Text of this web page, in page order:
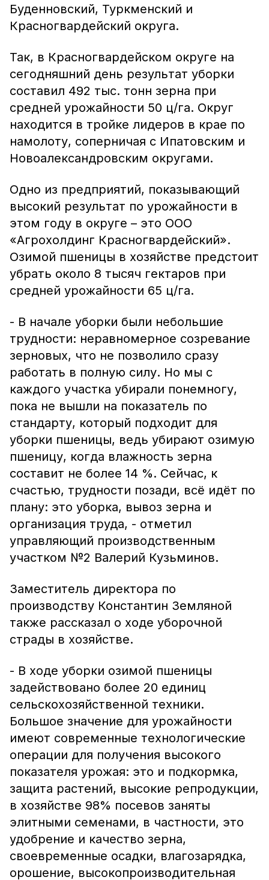
Буденновский, Туркменский и
Красногвардейский округа.
Так, в Красногвардейском округе на
сегодняшний день результат уборки
составил 492 тыс. тонн зерна при
средней урожайности 50 ц/га. Округ
находится в тройке лидеров в крае по
намолоту, соперничая с Ипатовским и
Новоалександровским округами.
Одно из предприятий, показывающий
высокий результат по урожайности в
этом году в округе – это ООО
«Агрохолдинг Красногвардейский».
Озимой пшеницы в хозяйстве предстоит
убрать около 8 тысяч гектаров при
средней урожайности 65 ц/га.
- В начале уборки были небольшие
трудности: неравномерное созревание
зерновых, что не позволило сразу
работать в полную силу. Но мы с
каждого участка убирали понемногу,
пока не вышли на показатель по
стандарту, который подходит для
уборки пшеницы, ведь убирают озимую
пшеницу, когда влажность зерна
составит не более 14 %. Сейчас, к
счастью, трудности позади, всё идёт по
плану: это уборка, вывоз зерна и
организация труда, - отметил
управляющий производственным
участком №2 Валерий Кузьминов.
Заместитель директора по
производству Константин Земляной
также рассказал о ходе уборочной
страды в хозяйстве.
- В ходе уборки озимой пшеницы
задействовано более 20 единиц
сельскохозяйственной техники.
Большое значение для урожайности
имеют современные технологические
операции для получения высокого
показателя урожая: это и подкормка,
защита растений, высокие репродукции,
в хозяйстве 98% посевов заняты
элитными семенами, в частности, это
удобрение и качество зерна,
своевременные осадки, влагозарядка,
орошение, высокопроизводительная